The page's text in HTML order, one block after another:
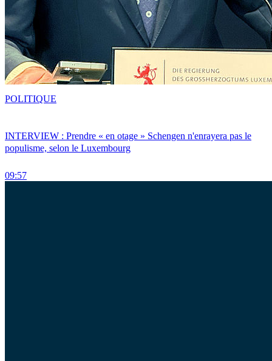
INTERVIEW : Prendre « en otage » Schengen n'enrayera pas le
populisme, selon le Luxembourg
09:57
POLITIQUE